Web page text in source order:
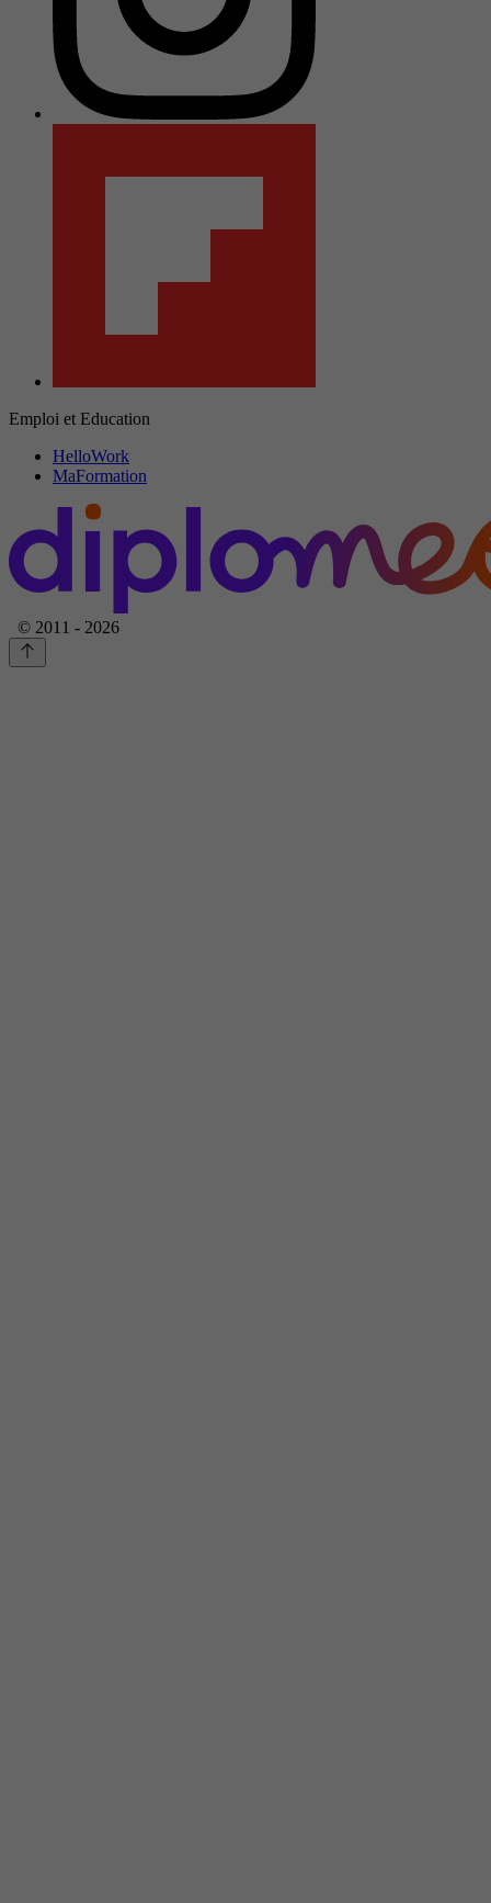
Emploi et Education
HelloWork
MaFormation
© 2011 - 2026